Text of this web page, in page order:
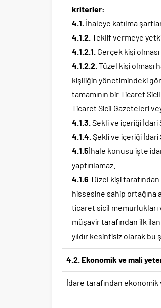
kriterler:
4.1. İhaleye katılma
4.1.2.Teklif vermeye
4.1.2.1. Gerçek kişi
4.1.2.2.Tüzel kişi olması
kişiliğin yönetimindeki
tamamının bir Ticaret
Ticaret Sicil Gazeteleri
4.1.3.Şekli ve içeriği
4.1.4.Şekli ve içeriği
4.1.5İhale konusu işte
yaptırılamaz.
4.1.6 Tüzel kişi
hissesine sahip ortağına
ticaret sicil memurlukları
müşavir tarafından ilk
yıldır kesintisiz olarak
4.2. Ekonomik ve mali
İdare tarafından